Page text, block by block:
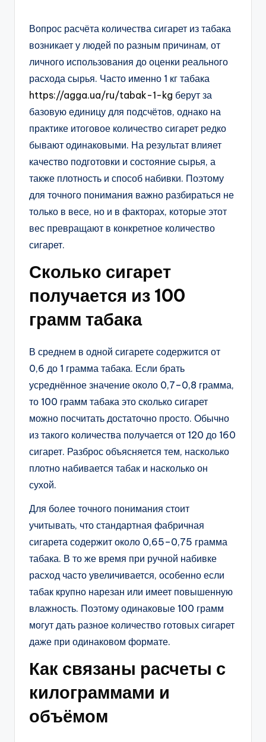
Вопрос расчёта количества сигарет из табака
возникает у людей по разным причинам, от
личного использования до оценки реального
расхода сырья. Часто именно 1 кг табака
https://agga.ua/ru/tabak-1-kg берут за
базовую единицу для подсчётов, однако на
практике итоговое количество сигарет редко
бывают одинаковыми. На результат влияет
качество подготовки и состояние сырья, а
также плотность и способ набивки. Поэтому
для точного понимания важно разбираться не
только в весе, но и в факторах, которые этот
вес превращают в конкретное количество
сигарет.
Сколько сигарет
получается из 100
грамм табака
В среднем в одной сигарете содержится от
0,6 до 1 грамма табака. Если брать
усреднённое значение около 0,7–0,8 грамма,
то 100 грамм табака это сколько сигарет
можно посчитать достаточно просто. Обычно
из такого количества получается от 120 до 160
сигарет. Разброс объясняется тем, насколько
плотно набивается табак и насколько он
сухой.
Для более точного понимания стоит
учитывать, что стандартная фабричная
сигарета содержит около 0,65–0,75 грамма
табака. В то же время при ручной набивке
расход часто увеличивается, особенно если
табак крупно нарезан или имеет повышенную
влажность. Поэтому одинаковые 100 грамм
могут дать разное количество готовых сигарет
даже при одинаковом формате.
Как связаны расчеты с
килограммами и
объёмом